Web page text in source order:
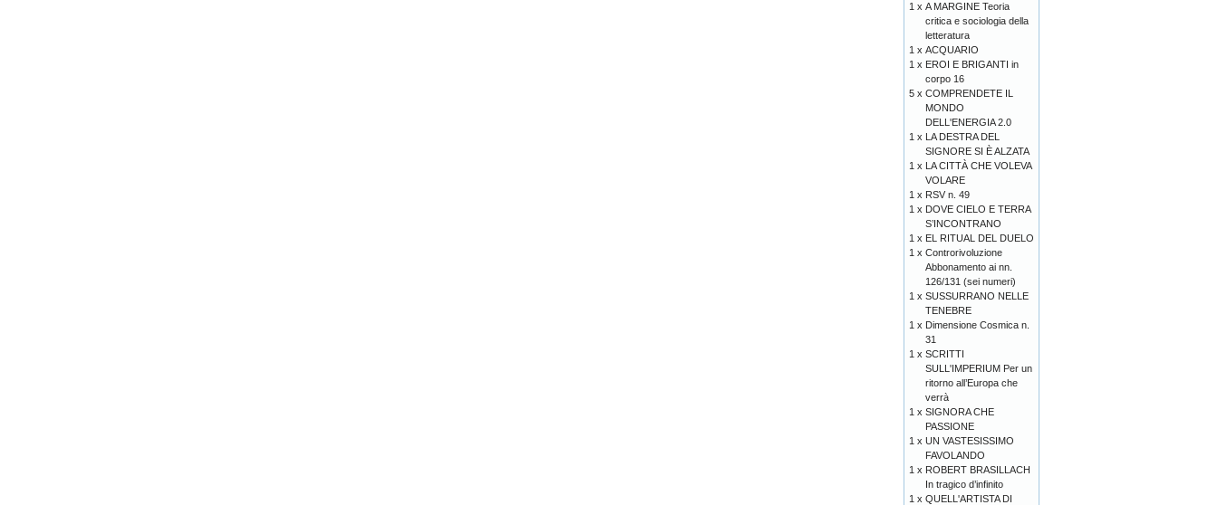
1 x A MARGINE Teoria
critica e sociologia della
letteratura
1 x ACQUARIO
1 x EROI E BRIGANTI in
corpo 16
5 x COMPRENDETE IL
MONDO
DELL'ENERGIA 2.0
1 x LA DESTRA DEL
SIGNORE SI È ALZATA
1 x LA CITTÀ CHE VOLEVA
VOLARE
1 x RSV n. 49
1 x DOVE CIELO E TERRA
S’INCONTRANO
1 x EL RITUAL DEL DUELO
1 x Controrivoluzione
Abbonamento ai nn.
126/131 (sei numeri)
1 x SUSSURRANO NELLE
TENEBRE
1 x Dimensione Cosmica n.
31
1 x SCRITTI
SULL'IMPERIUM Per un
ritorno all’Europa che
verrà
1 x SIGNORA CHE
PASSIONE
1 x UN VASTESISSIMO
FAVOLANDO
1 x ROBERT BRASILLACH
In tragico d’infinito
1 x QUELL'ARTISTA DI